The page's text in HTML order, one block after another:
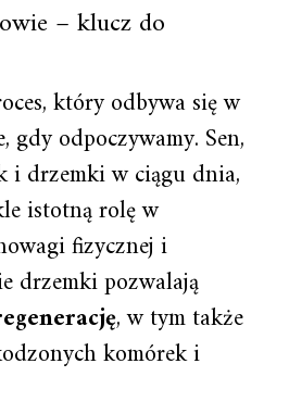
– klucz do
który odbywa się w
gdy odpoczywamy. Sen,
i drzemki w ciągu dnia,
istotną rolę w
fizycznej i
drzemki pozwalają
, w tym także
komórek i